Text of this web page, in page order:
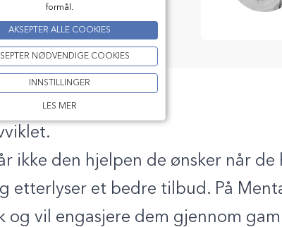
ikke den hjelpen de ønsker når de
etterlyser et bedre tilbud. På
og vil engasjere dem gjennom
formål.
AKSEPTER ALLE COOKIES
NØDVENDIGE COOKIES
INNSTILLINGER
LES MER